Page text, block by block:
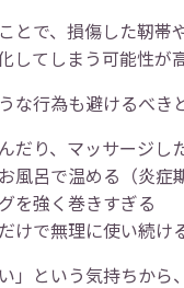
とで、損傷した靭帯
してしまう可能性が
な行為も避けるべき
だり、マッサージし
風呂で温める（炎症期
を強く巻きすぎる
けで無理に使い続け
」という気持ちから